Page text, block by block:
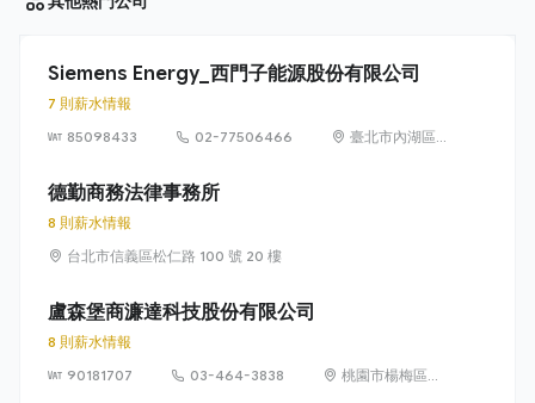
Siemens Energy_西門子能源股份有限公司
7 則薪水情報
85098433
02-77506466
臺北市內湖區
德勤商務法律事務所
8 則薪水情報
台北市信義區松仁路 100 號 20 樓
盧森堡商濂達科技股份有限公司
8 則薪水情報
90181707
03-464-3838
桃園市楊梅區高